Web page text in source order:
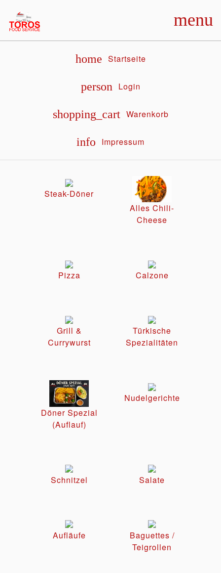
menu
home Startseite
person Login
shopping_cart Warenkorb
info Impressum
Steak-Döner
Alles Chili-
Cheese
Pizza Calzone
Grill &
Currywurst
Türkische
Spezialitäten
Döner Spezial
(Auflauf)
Nudelgerichte
Schnitzel Salate
Aufläufe
Baguettes /
Teigrollen